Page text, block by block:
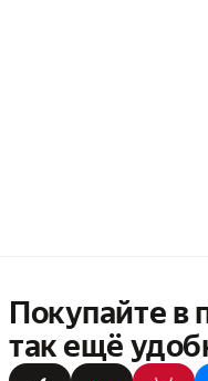
Покупайте в
так ещё